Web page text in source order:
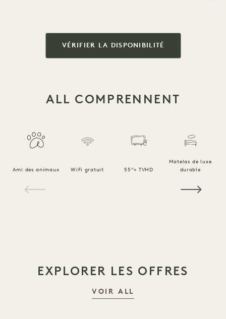
VÉRIFIER LA DISPONIBILITÉ
ALL COMPRENNENT
Ami des animaux WiFi gratuit 55"+ TVHD
Matelas de luxe
durable
EXPLORER LES OFFRES
VOIR ALL